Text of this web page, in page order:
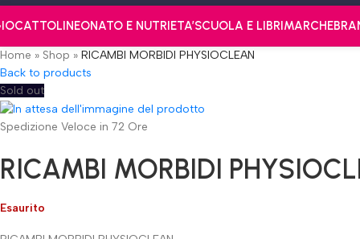
NEONATO E NUTRIETA’SCUOLA E LIBRIMARCHE
Home » Shop » RICAMBI MORBIDI PHYSIOCLEAN
Back to products
Sold out
Spedizione Veloce in 72 Ore
RICAMBI MORBIDI
Esaurito